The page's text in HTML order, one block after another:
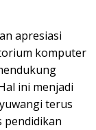
apresiasi
komputer
ini menjadi
terus
pendidikan